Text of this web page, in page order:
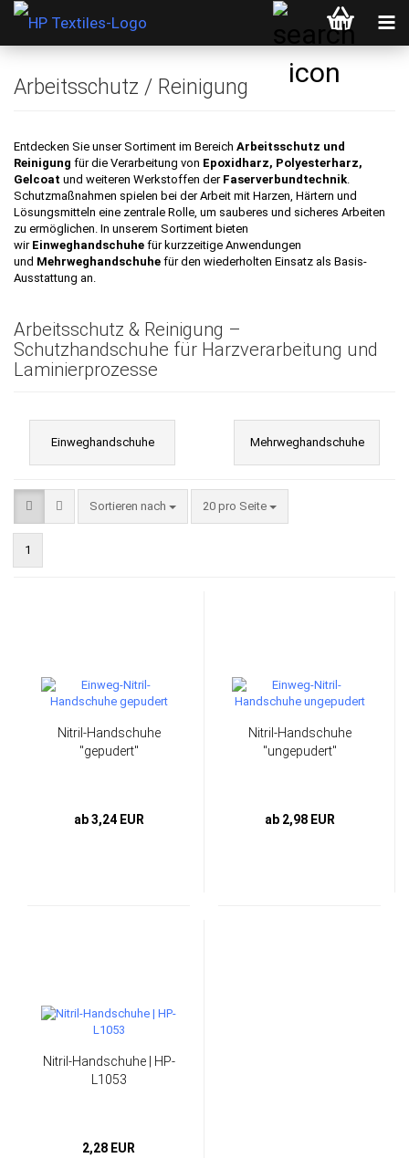
Arbeitsschutz / Reinigung
Entdecken Sie unser Sortiment im Bereich Arbeitsschutz und
Reinigung für die Verarbeitung von Epoxidharz, Polyesterharz,
Gelcoat und weiteren Werkstoffen der Faserverbundtechnik.
Schutzmaßnahmen spielen bei der Arbeit mit Harzen, Härtern und
Lösungsmitteln eine zentrale Rolle, um sauberes und sicheres Arbeiten
zu ermöglichen. In unserem Sortiment bieten
wir Einweghandschuhe für kurzzeitige Anwendungen
und Mehrweghandschuhe für den wiederholten Einsatz als Basis-
Ausstattung an.
Arbeitsschutz & Reinigung –
Schutzhandschuhe für Harzverarbeitung und
Laminierprozesse
Einweghandschuhe Mehrweghandschuhe
Sortieren nach
Sortieren nach 20 pro Seite
pro Seite
1
Nitril-Handschuhe
"gepudert"
ab 3,24 EUR
Nitril-Handschuhe
"ungepudert"
ab 2,98 EUR
Nitril-Handschuhe | HP-
L1053
2,28 EUR